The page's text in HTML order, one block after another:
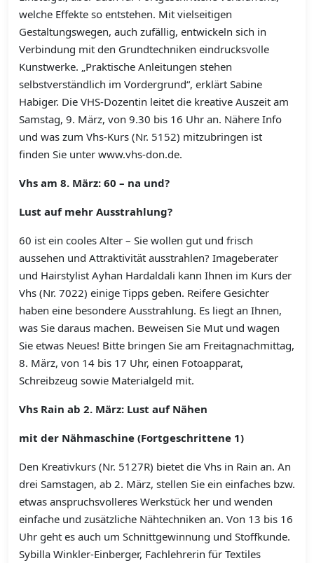
welche Effekte so entstehen. Mit vielseitigen
Gestaltungswegen, auch zufällig, entwickeln sich in
Verbindung mit den Grundtechniken eindrucksvolle
Kunstwerke. „Praktische Anleitungen stehen
selbstverständlich im Vordergrund“, erklärt Sabine
Habiger. Die VHS-Dozentin leitet die kreative Auszeit am
Samstag, 9. März, von 9.30 bis 16 Uhr an. Nähere Info
und was zum Vhs-Kurs (Nr. 5152) mitzubringen ist
finden Sie unter www.vhs-don.de.
Vhs am 8. März: 60 – na und?
Lust auf mehr Ausstrahlung?
60 ist ein cooles Alter – Sie wollen gut und frisch
aussehen und Attraktivität ausstrahlen? Imageberater
und Hairstylist Ayhan Hardaldali kann Ihnen im Kurs der
Vhs (Nr. 7022) einige Tipps geben. Reifere Gesichter
haben eine besondere Ausstrahlung. Es liegt an Ihnen,
was Sie daraus machen. Beweisen Sie Mut und wagen
Sie etwas Neues! Bitte bringen Sie am Freitagnachmittag,
8. März, von 14 bis 17 Uhr, einen Fotoapparat,
Schreibzeug sowie Materialgeld mit.
Vhs Rain ab 2. März: Lust auf Nähen
mit der Nähmaschine (Fortgeschrittene 1)
Den Kreativkurs (Nr. 5127R) bietet die Vhs in Rain an. An
drei Samstagen, ab 2. März, stellen Sie ein einfaches bzw.
etwas anspruchsvolleres Werkstück her und wenden
einfache und zusätzliche Nähtechniken an. Von 13 bis 16
Uhr geht es auch um Schnittgewinnung und Stoffkunde.
Sybilla Winkler-Einberger, Fachlehrerin für Textiles